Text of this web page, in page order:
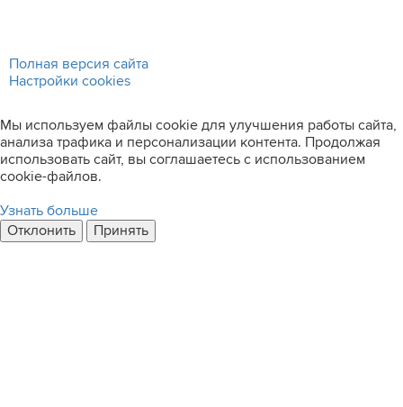
Полная версия сайта
Настройки cookies
Мы используем файлы cookie для улучшения работы сайта,
анализа трафика и персонализации контента. Продолжая
использовать сайт, вы соглашаетесь с использованием
cookie-файлов.
Узнать больше
Отклонить
Принять